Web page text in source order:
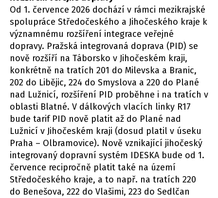
Od 1. července 2026 dochází v rámci mezikrajské
spolupráce Středočeského a Jihočeského kraje k
významnému rozšíření integrace veřejné
dopravy. Pražská integrovaná doprava (PID) se
nově rozšíří na Táborsko v Jihočeském kraji,
konkrétně na tratích 201 do Milevska a Branic,
202 do Libějic, 224 do Smyslova a 220 do Plané
nad Lužnicí, rozšíření PID proběhne i na tratích v
oblasti Blatné. V dálkových vlacích linky R17
bude tarif PID nově platit až do Plané nad
Lužnicí v Jihočeském kraji (dosud platil v úseku
Praha – Olbramovice). Nově vznikající jihočeský
integrovaný dopravní systém IDESKA bude od 1.
července recipročně platit také na území
Středočeského kraje, a to např. na tratích 220
do Benešova, 222 do Vlašimi, 223 do Sedlčan